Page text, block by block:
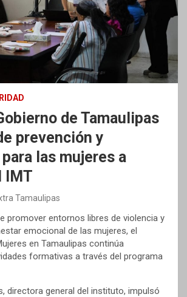
de Tamaulipas
prevención y
las mujeres a
IMT
Tamaulipas
promover entornos libres de violencia y
emocional de las mujeres, el
en Tamaulipas continúa
formativas a través del programa
directora general del instituto, impulsó